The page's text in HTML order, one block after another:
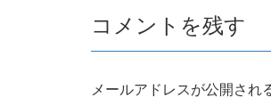
コメントを残す
メールアドレスが公開され